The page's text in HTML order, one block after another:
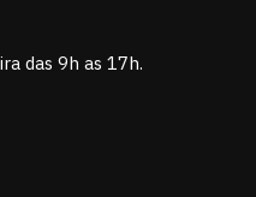
das 9h as 17h.